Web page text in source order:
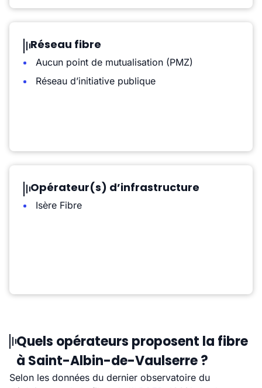
Réseau fibre
Aucun point de mutualisation (PMZ)
Réseau d’initiative publique
Opérateur(s) d’infrastructure
Isère Fibre
Quels opérateurs proposent la fibre
à Saint-Albin-de-Vaulserre ?
Selon les données du dernier observatoire du